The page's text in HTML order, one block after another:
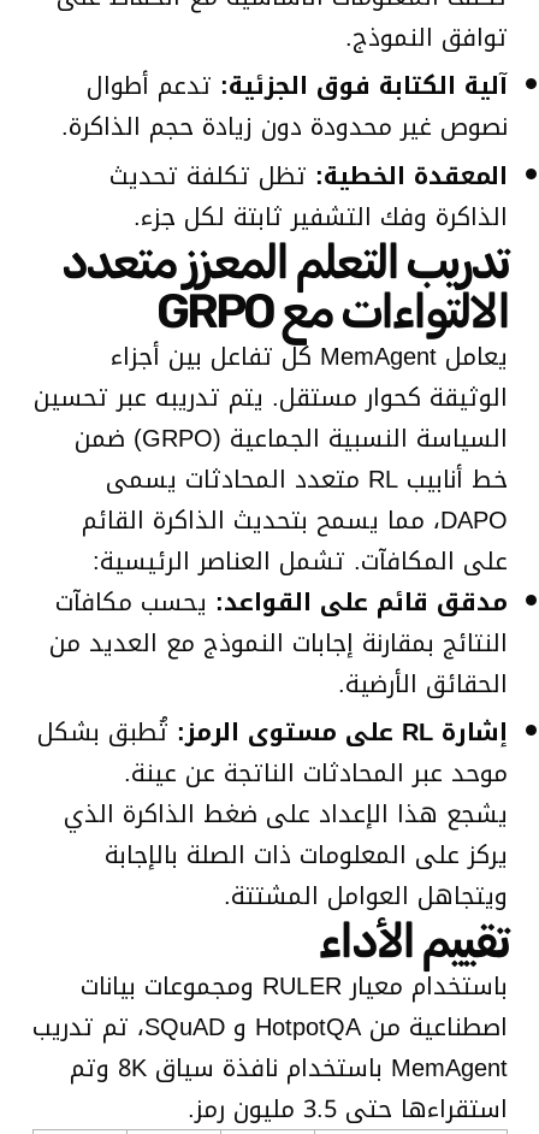
توافق النموذج.
آلية الكتابة فوق الجزئية: تدعم أطوال
نصوص غير محدودة دون زيادة حجم الذاكرة.
المعقدة الخطية: تظل تكلفة تحديث
الذاكرة وفك التشفير ثابتة لكل جزء.
تدريب التعلم المعزز متعدد
الالتواءات مع GRPO
يعامل MemAgent كل تفاعل بين أجزاء
الوثيقة كحوار مستقل. يتم تدريبه عبر تحسين
السياسة النسبية الجماعية (GRPO) ضمن
خط أنابيب RL متعدد المحادثات يسمى
DAPO، مما يسمح بتحديث الذاكرة القائم
على المكافآت. تشمل العناصر الرئيسية:
مدقق قائم على القواعد: يحسب مكافآت
النتائج بمقارنة إجابات النموذج مع العديد من
الحقائق الأرضية.
إشارة RL على مستوى الرمز:
تُطبق بشكل
موحد عبر المحادثات الناتجة عن عينة.
يشجع هذا الإعداد على ضغط الذاكرة الذي
يركز على المعلومات ذات الصلة بالإجابة
ويتجاهل العوامل المشتتة.
تقييم الأداء
باستخدام معيار RULER ومجموعات بيانات
اصطناعية من HotpotQA و SQuAD، تم تدريب
MemAgent باستخدام نافذة سياق 8K وتم
استقراءها حتى 3.5 مليون رمز.